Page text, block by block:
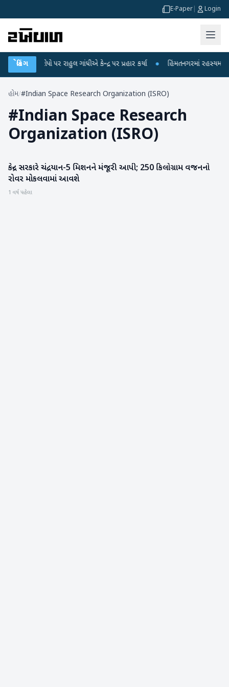
E-Paper Login
બ્રેકિંગ
લીકના આરોપો પર રાહુલ ગાંધીએ કેન્દ્ર પર પ્રહાર કર્યા ● હિંમતનગરમાં રહસ્યમય
હોમ/#Indian Space Research Organization (ISRO)
#Indian Space Research
Organization (ISRO)
રાષ્ટ્રીય
કેન્દ્ર સરકારે ચંદ્રયાન-5 મિશનને મંજૂરી આપી; 250 કિલોગ્રામ વજનનો
રોવર મોકલવામાં આવશે
1 વર્ષ પહેલા